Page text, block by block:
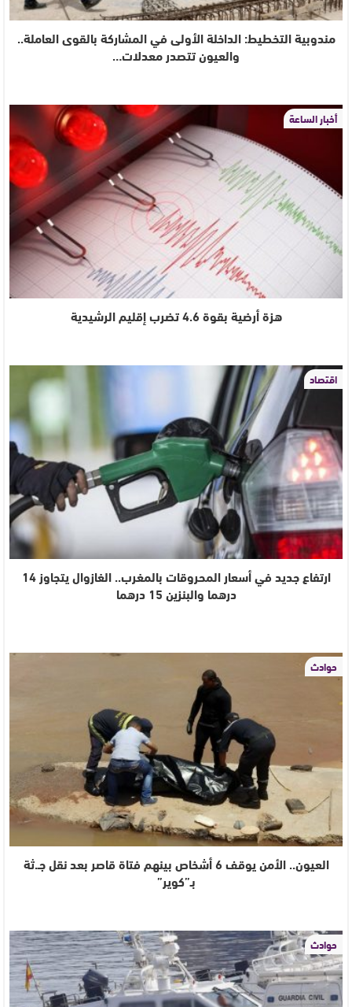
مندوبية التخطيط: الداخلة الأولى في المشاركة بالقوى العاملة..
والعيون تتصدر معدلات…
أخبار الساعة
هزة أرضية بقوة 4.6 تضرب إقليم الرشيدية
اقتصاد
ارتفاع جديد في أسعار المحروقات بالمغرب.. الغازوال يتجاوز 14
درهما والبنزين 15 درهما
حوادث
العيون.. الأمن يوقف 6 أشخاص بينهم فتاة قاصر بعد نقل جـ.ثة
بـ”كوير”
حوادث